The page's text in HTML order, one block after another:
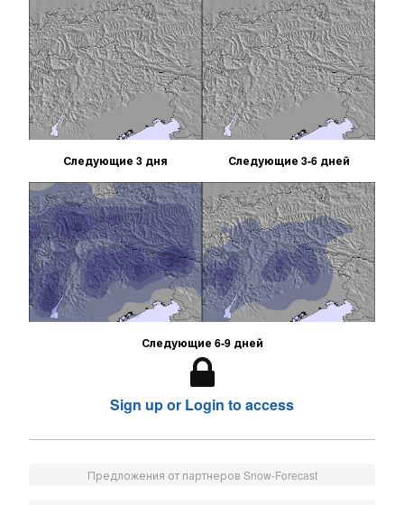
Следующие 3 дня Следующие 3-6 дней
Следующие 6-9 дней
Sign up or Login to access
Предложения от партнеров Snow-Forecast